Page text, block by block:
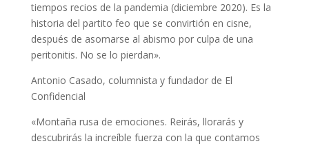
tiempos recios de la pandemia (diciembre 2020). Es la
historia del partito feo que se convirtión en cisne,
después de asomarse al abismo por culpa de una
peritonitis. No se lo pierdan».
Antonio Casado, columnista y fundador de El
Confidencial
«Montaña rusa de emociones. Reirás, llorarás y
descubrirás la increíble fuerza con la que contamos